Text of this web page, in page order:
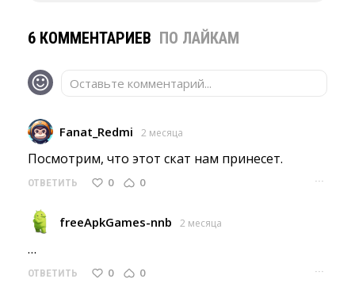
6 КОММЕНТАРИЕВ ПО ЛАЙКАМ
Оставьте комментарий...
Fanat_Redmi 2 месяца
Посмотрим, что этот скат нам принесет.
ОТВЕТИТЬ 0 0 ···
freeApkGames-nnb 2 месяца
…
ОТВЕТИТЬ 0 0 ···